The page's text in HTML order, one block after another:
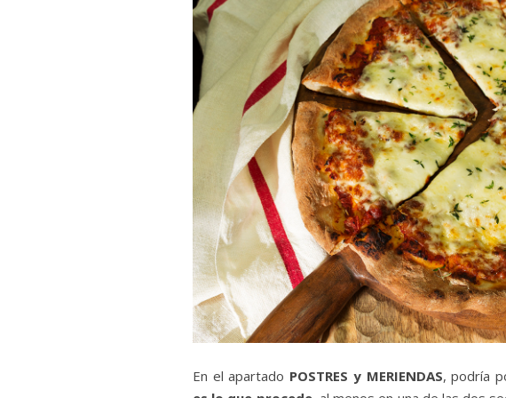
En el apartado POSTRES y MERIENDAS, podría